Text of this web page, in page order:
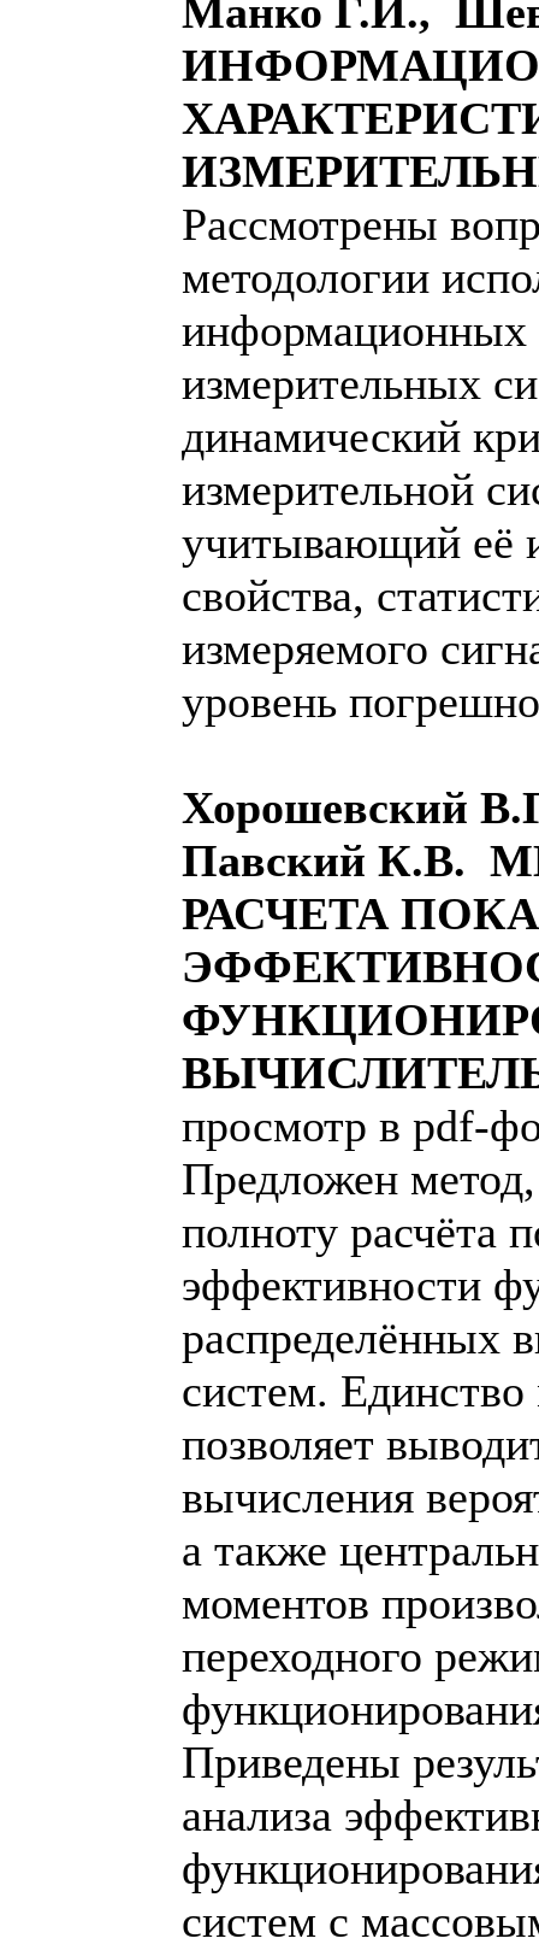
Манко Г.И.,
Рассмотрены
методологии
информационных
измерительных
динамический
измерительной
учитывающий её
свойства,
измеряемого
уровень
Хорошевский
Павский К.В.
РАСЧЕТА
просмотр в pdf-
Предложен
полноту расчёта
эффективности
распределённых
систем. Единство
позволяет
вычисления
а также
моментов
переходного
Приведены
анализа
систем с